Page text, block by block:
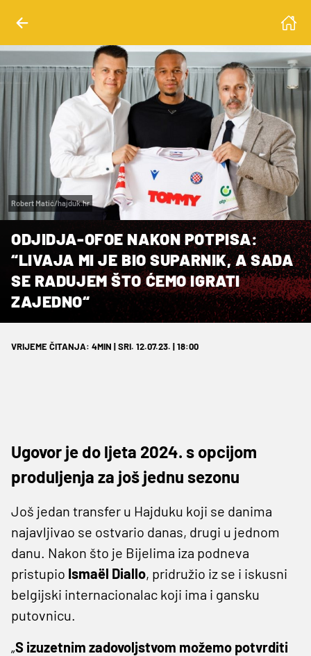
Robert Matić/hajduk.hr
ODJIDJA-OFOE NAKON POTPISA:
“LIVAJA MI JE BIO SUPARNIK, A SADA
SE RADUJEM ŠTO ĆEMO IGRATI
ZAJEDNO“
VRIJEME ČITANJA: 4MIN | SRI. 12.07.23. | 18:00
Ugovor je do ljeta 2024. s opcijom
produljenja za još jednu sezonu
Još jedan transfer u Hajduku koji se danima
najavljivao se ostvario danas, drugi u jednom
danu. Nakon što je Bijelima iza podneva
pristupio Ismaël Diallo, pridružio iz se i iskusni
belgijski internacionalac koji ima i gansku
putovnicu.
„S izuzetnim zadovoljstvom možemo potvrditi